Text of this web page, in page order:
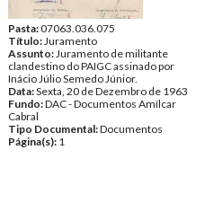
Pasta:07063.036.075
Título:Juramento
Assunto:Juramento de militante
clandestino do PAIGC assinado por
Inácio Júlio Semedo Júnior.
Data:Sexta, 20 de Dezembro de 1963
Fundo:DAC - Documentos Amílcar
Cabral
Tipo Documental:Documentos
Página(s): 1